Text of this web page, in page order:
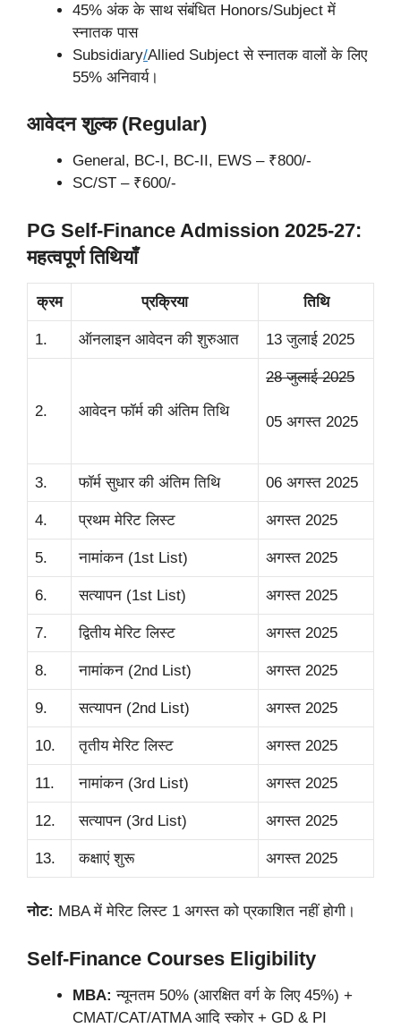
45% अंक के साथ संबंधित Honors/Subject में
स्नातक पास
Subsidiary/Allied Subject से स्नातक वालों के लिए
55% अनिवार्य।
आवेदन शुल्क (Regular)
General, BC-I, BC-II, EWS – ₹800/-
SC/ST – ₹600/-
PG Self-Finance Admission 2025-27:
महत्वपूर्ण तिथियाँ
क्रम प्रक्रिया तिथि
1. ऑनलाइन आवेदन की शुरुआत 13 जुलाई 2025
2. आवेदन फॉर्म की अंतिम तिथि
28 जुलाई 2025
05 अगस्त 2025
3. फॉर्म सुधार की अंतिम तिथि 06 अगस्त 2025
4. प्रथम मेरिट लिस्ट अगस्त 2025
5. नामांकन (1st List) अगस्त 2025
6. सत्यापन (1st List) अगस्त 2025
7. द्वितीय मेरिट लिस्ट अगस्त 2025
8. नामांकन (2nd List) अगस्त 2025
9. सत्यापन (2nd List) अगस्त 2025
10. तृतीय मेरिट लिस्ट अगस्त 2025
11. नामांकन (3rd List) अगस्त 2025
12. सत्यापन (3rd List) अगस्त 2025
13. कक्षाएं शुरू अगस्त 2025
नोट: MBA में मेरिट लिस्ट 1 अगस्त को प्रकाशित नहीं होगी।
Self-Finance Courses Eligibility
MBA: न्यूनतम 50% (आरक्षित वर्ग के लिए 45%) +
CMAT/CAT/ATMA आदि स्कोर + GD & PI